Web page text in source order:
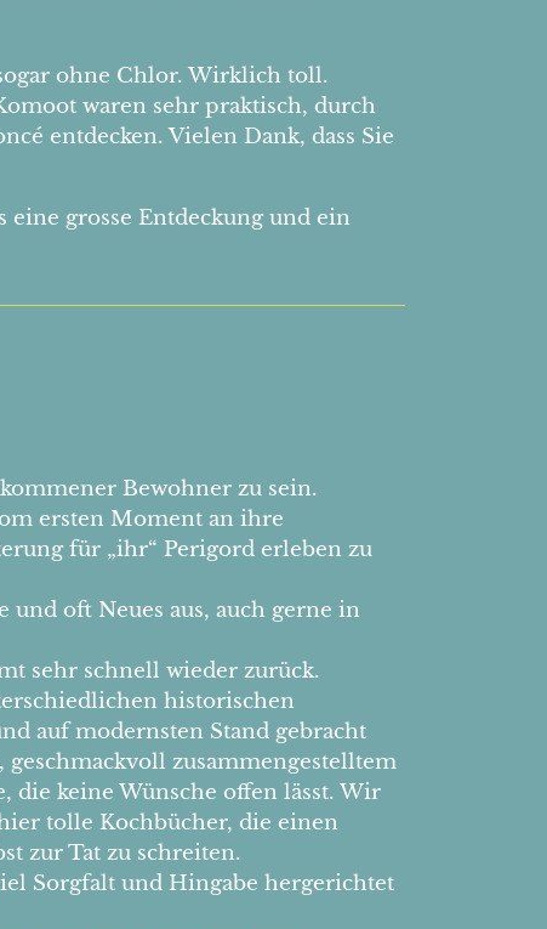
ohne Chlor. Wirklich toll.
waren sehr praktisch, durch
entdecken. Vielen Dank, dass Sie
grosse Entdeckung und ein
Bewohner zu sein.
ersten Moment an ihre
für „ihr“ Perigord erleben zu
oft Neues aus, auch gerne in
sehr schnell wieder zurück.
historischen
auf modernsten Stand gebracht
zusammengestelltem
die keine Wünsche offen lässt. Wir
tolle Kochbücher, die einen
zur Tat zu schreiten.
Sorgfalt und Hingabe hergerichtet